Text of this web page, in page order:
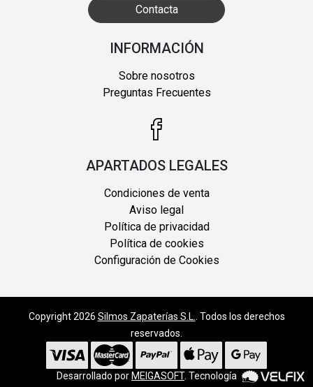
Contacta
INFORMACIÓN
Sobre nosotros
Preguntas Frecuentes
APARTADOS LEGALES
Condiciones de venta
Aviso legal
Política de privacidad
Política de cookies
Configuración de Cookies
Copyright 2026 Silmos Zapaterías S.L.
. Todos los derechos
reservados.
Desarrollado por MEIGASOFT. Tecnología